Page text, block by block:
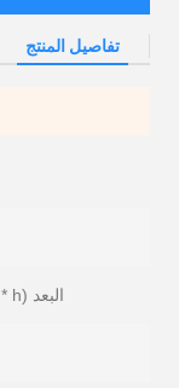
تفاصيل المنتج
البعد (l * w * h):